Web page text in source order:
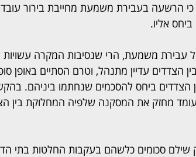
הרשעה בעבירת משמעת מחייבת בירור
אליו.
עבירת משמעת, הרי שנסיבות המקרה עשויות
הצדדים עדיין מתנהל, וטרם הסתיים באופן
הצדדים ביחס להסכמים שנחתמו ביניהם.
מחזק את המסקנה שלפיה המחלוקת בין
שילם סכומים כלשהם בעקבות החלטות בתי